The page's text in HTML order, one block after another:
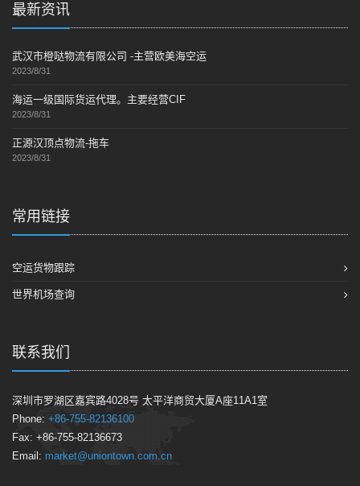
最新资讯
武汉市橙哒物流有限公司 -主营欧美海空运
2023/8/31
海运一级国际货运代理。主要经营CIF
2023/8/31
正源汉顶点物流-拖车
2023/8/31
常用链接
空运货物跟踪
世界机场查询
联系我们
深圳市罗湖区嘉宾路4028号 太平洋商贸大厦A座11A1室
Phone: +86-755-82136100
Fax: +86-755-82136673
Email: market@uniontown.com.cn